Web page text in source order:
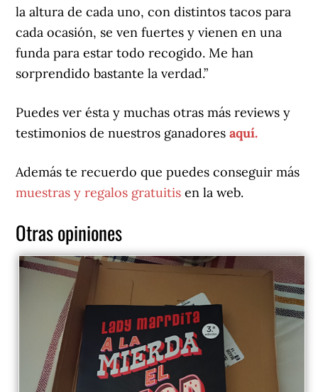
la altura de cada uno, con distintos tacos para
cada ocasión, se ven fuertes y vienen en una
funda para estar todo recogido. Me han
sorprendido bastante la verdad.”
Puedes ver ésta y muchas otras más reviews y
testimonios de nuestros ganadoresaquí.
Además te recuerdo que puedes conseguir más
muestras y regalos gratuitis en la web.
Otras opiniones